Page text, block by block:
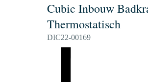
Cubic Inbouw
Thermostatisch
DIC22-00169